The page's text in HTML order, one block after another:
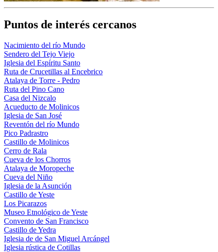
Puntos de interés cercanos
Nacimiento del río Mundo
Sendero del Tejo Viejo
Iglesia del Espíritu Santo
Ruta de Crucetillas al Encebrico
Atalaya de Torre - Pedro
Ruta del Pino Cano
Casa del Nizcalo
Acueducto de Molinicos
Iglesia de San José
Reventón del río Mundo
Pico Padrastro
Castillo de Molinicos
Cerro de Rala
Cueva de los Chorros
Atalaya de Moropeche
Cueva del Niño
Iglesia de la Asunción
Castillo de Yeste
Los Picarazos
Museo Etnológico de Yeste
Convento de San Francisco
Castillo de Yedra
Iglesia de de San Miguel Arcángel
Iglesia rústica de Cotillas